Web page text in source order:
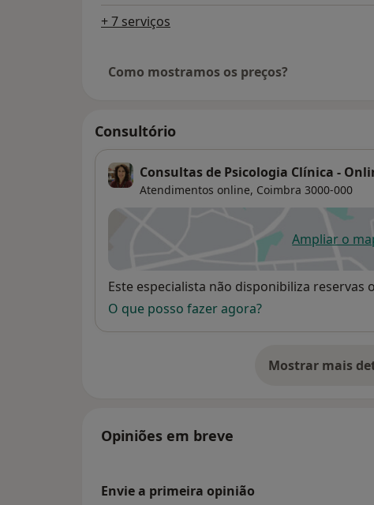
+ 7 serviços
Como mostramos os preços?
Consultório
Consultas de Psicologia Clínica -
Atendimentos online, Coimbra 3000-000
Ampliar oabre
Disponibilidade
Este especialista não disponibiliza reservas
O que posso fazer agora?
Mostrar maissobre
Opiniões em breve
Envie a primeira opinião